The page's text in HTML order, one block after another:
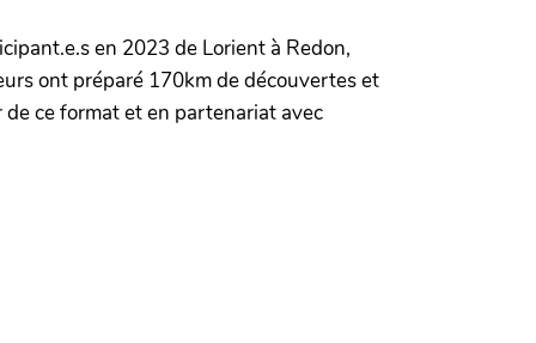
en 2023 de Lorient à Redon,
ont préparé 170km de découvertes et
ce format et en partenariat avec